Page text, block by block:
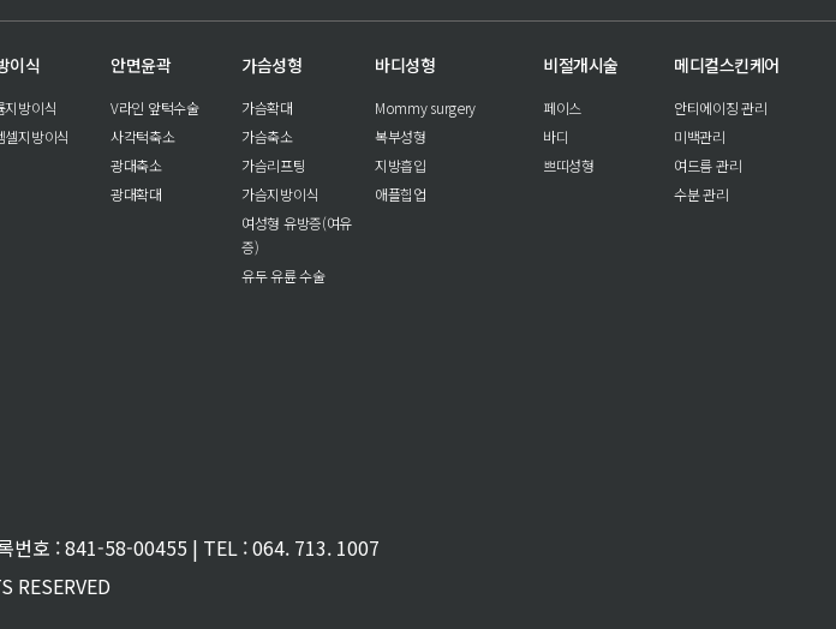
이식
지방이식
셀지방이식
안면윤곽
V라인 앞턱수술
사각턱축소
광대축소
광대확대
가슴성형
가슴확대
가슴축소
가슴리프팅
가슴지방이식
여성형 유방증(여유
증)
유두 유륜 수술
바디성형
Mommy surgery
복부성형
지방흡입
애플힙업
비절개시술
페이스
바디
쁘띠성형
메디컬스킨케어
안티에이징 관리
미백관리
여드름 관리
수분 관리
번호 : 841-58-00455 | TEL : 064. 713. 1007
RESERVED